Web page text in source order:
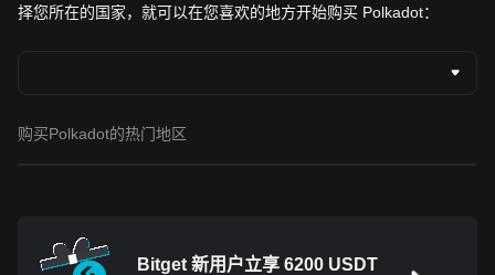
择您所在的国家，就可以在您喜欢的地方开始购买 Polkadot：
购买Polkadot的热门地区
Bitget 新用户立享 6200 USDT